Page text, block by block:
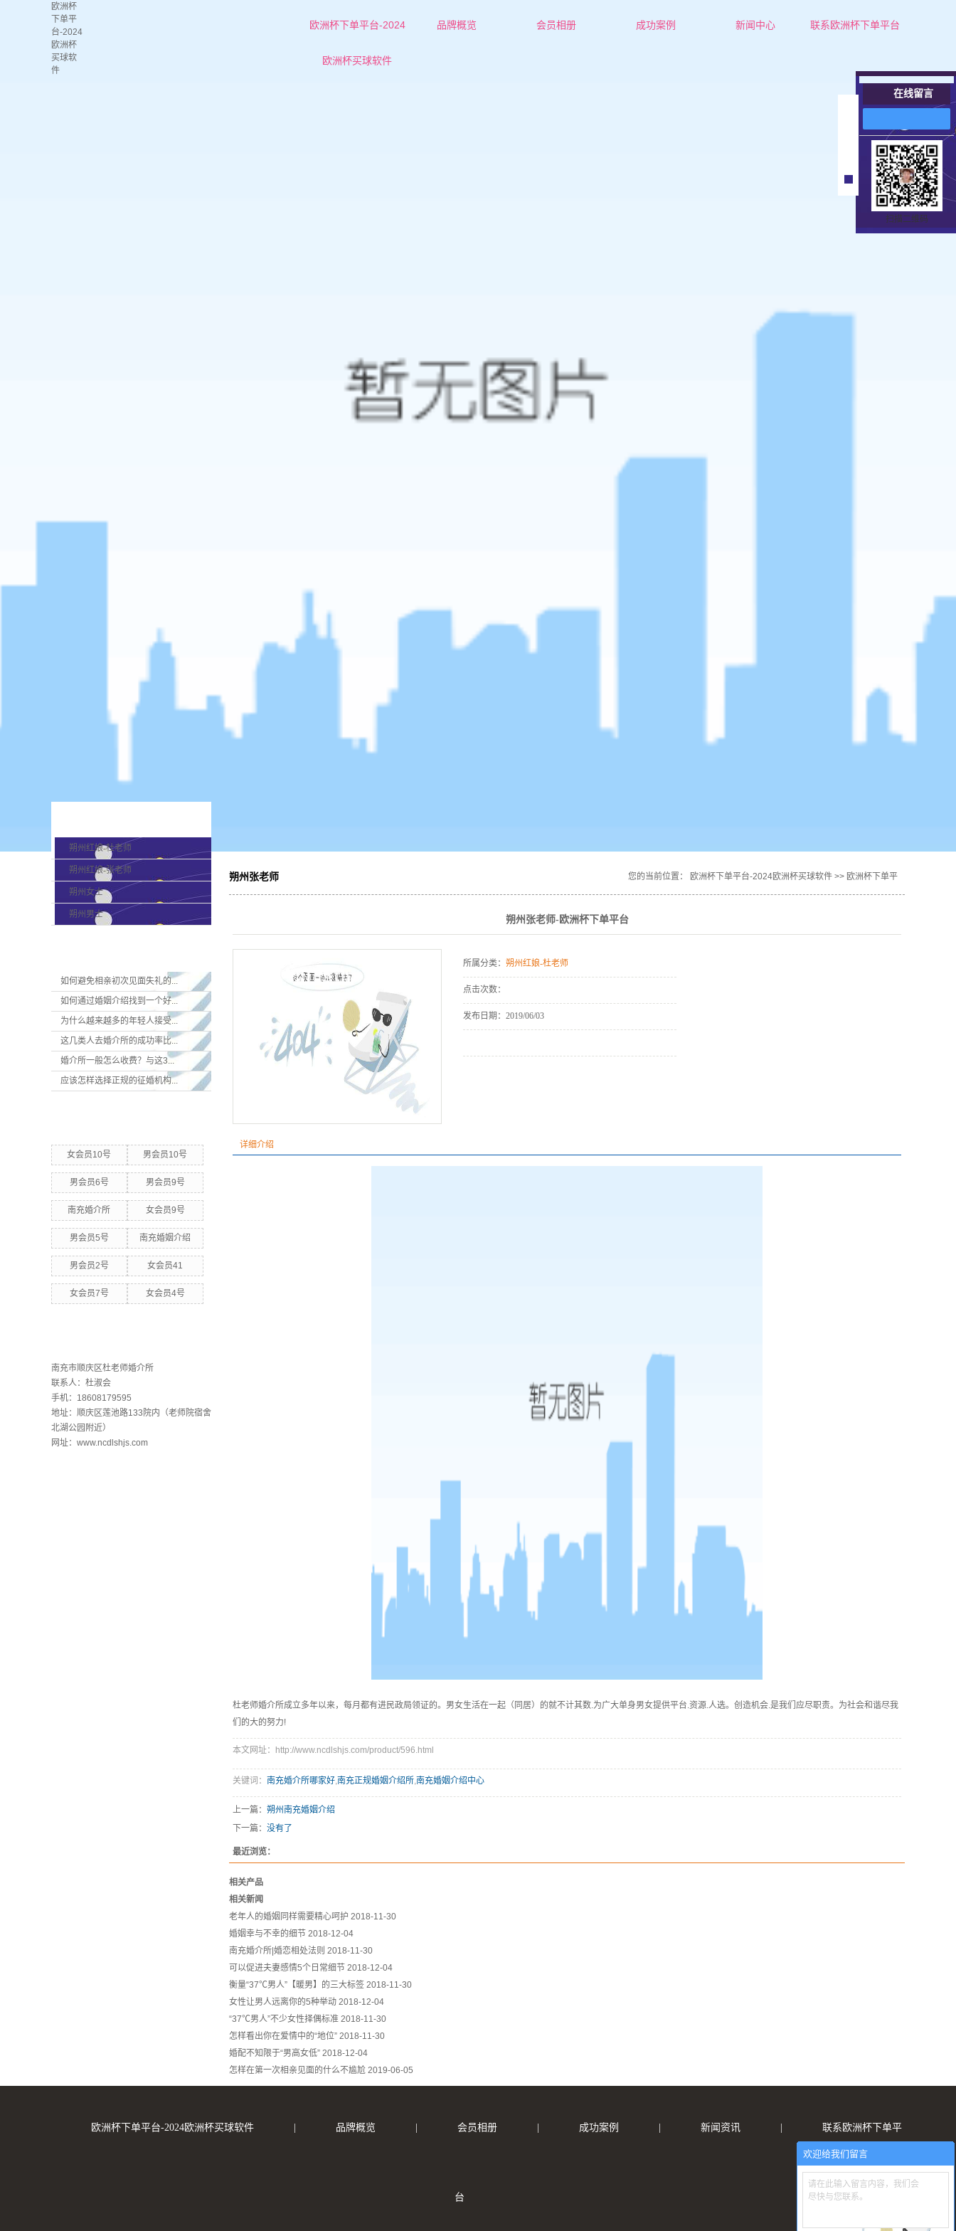
欧洲杯下单平台-2024
欧洲杯买球软件
品牌概览 会员相册 成功案例 新闻中心 联系欧洲杯下单平台
欧洲杯
下单平
台-2024
欧洲杯
买球软
件
朔州红娘-杜老师
朔州红娘-张老师
朔州女士
朔州男士
如何避免相亲初次见面失礼的...
如何通过婚姻介绍找到一个好...
为什么越来越多的年轻人接受...
这几类人去婚介所的成功率比...
婚介所一般怎么收费？与这3...
应该怎样选择正规的征婚机构...
女会员10号 男会员10号
男会员6号 男会员9号
南充婚介所 女会员9号
男会员5号 南充婚姻介绍
男会员2号 女会员41
女会员7号 女会员4号
南充市顺庆区杜老师婚介所
联系人：杜淑会
手机：18608179595
地址：顺庆区莲池路133院内（老师院宿舍
北湖公园附近）
网址：www.ncdlshjs.com
朔州张老师 您的当前位置： 欧洲杯下单平台-2024欧洲杯买球软件 >> 欧洲杯下单平
朔州张老师-欧洲杯下单平台
所属分类： 朔州红娘-杜老师
点击次数：
发布日期： 2019/06/03
详细介绍
杜老师婚介所成立多年以来，每月都有进民政局领证的。男女生活在一起（同居）的就不计其数.为广大单身男女提供平台.资源.人选。创造机会.是我们应尽职责。为社会和谐尽我
们的大的努力!
本文网址：http://www.ncdlshjs.com/product/596.html
关键词： 南充婚介所哪家好,南充正规婚姻介绍所,南充婚姻介绍中心
上一篇： 朔州南充婚姻介绍
下一篇： 没有了
最近浏览：
相关产品
相关新闻
老年人的婚姻同样需要精心呵护 2018-11-30
婚姻幸与不幸的细节 2018-12-04
南充婚介所|婚恋相处法则 2018-11-30
可以促进夫妻感情5个日常细节 2018-12-04
衡量“37℃男人”【暖男】的三大标签 2018-11-30
女性让男人远离你的5种举动 2018-12-04
“37℃男人”不少女性择偶标准 2018-11-30
怎样看出你在爱情中的“地位” 2018-11-30
婚配不知限于“男高女低” 2018-12-04
怎样在第一次相亲见面的什么不尴尬 2019-06-05
欧洲杯下单平台-2024欧洲杯买球软件 品牌概览 会员相册 成功案例 新闻资讯 联系欧洲杯下单平
台
在线留言
扫描二维码
欢迎给我们留言
请在此输入留言内容，我们会
尽快与您联系。